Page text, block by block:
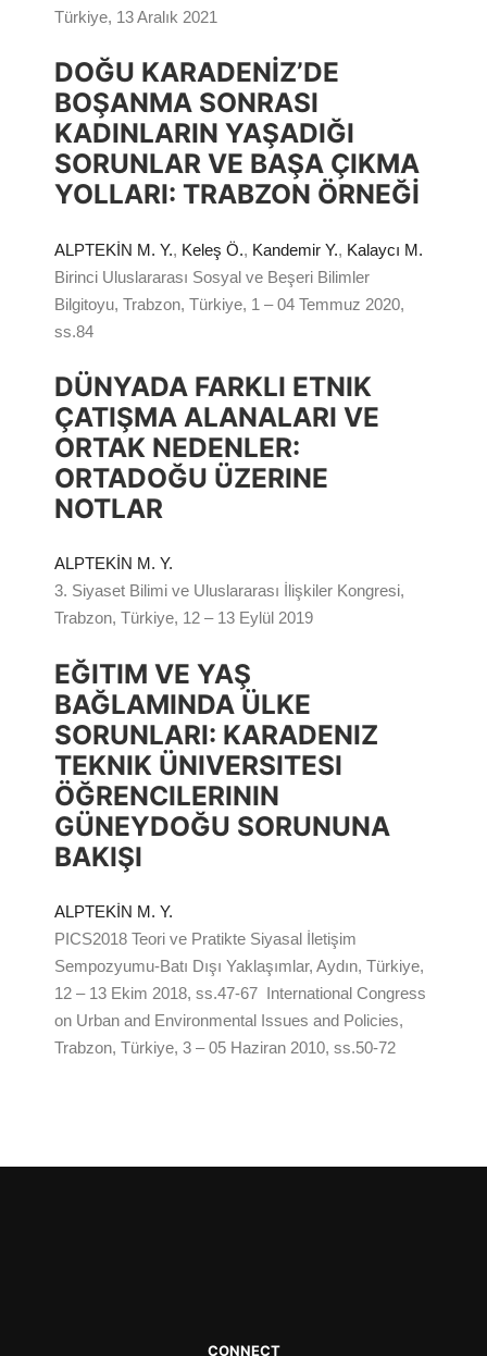
Türkiye, 13 Aralık 2021
DOĞU KARADENİZ’DE
BOŞANMA SONRASI
KADINLARIN YAŞADIĞI
SORUNLAR VE BAŞA ÇIKMA
YOLLARI: TRABZON ÖRNEĞİ
ALPTEKİN M. Y., Keleş Ö., Kandemir Y., Kalaycı M.
Birinci Uluslararası Sosyal ve Beşeri Bilimler
Bilgitoyu, Trabzon, Türkiye, 1 – 04 Temmuz 2020,
ss.84
DÜNYADA FARKLI ETNIK
ÇATIŞMA ALANALARI VE
ORTAK NEDENLER:
ORTADOĞU ÜZERINE
NOTLAR
ALPTEKİN M. Y.
3. Siyaset Bilimi ve Uluslararası İlişkiler Kongresi,
Trabzon, Türkiye, 12 – 13 Eylül 2019
EĞITIM VE YAŞ
BAĞLAMINDA ÜLKE
SORUNLARI: KARADENIZ
TEKNIK ÜNIVERSITESI
ÖĞRENCILERININ
GÜNEYDOĞU SORUNUNA
BAKIŞI
ALPTEKİN M. Y.
PICS2018 Teori ve Pratikte Siyasal İletişim
Sempozyumu-Batı Dışı Yaklaşımlar, Aydın, Türkiye,
12 – 13 Ekim 2018, ss.47-67 International Congress
on Urban and Environmental Issues and Policies,
Trabzon, Türkiye, 3 – 05 Haziran 2010, ss.50-72
CONNECT